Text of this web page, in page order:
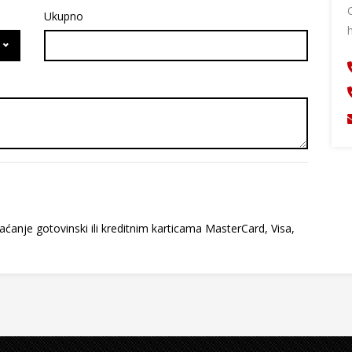
Ukupno
gotovinski ili kreditnim karticama MasterCard, Visa,